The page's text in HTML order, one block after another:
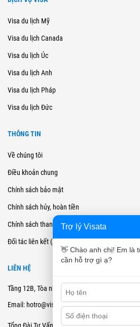
Visa du lịch Mỹ
Visa du lịch Canada
Visa du lịch Úc
Visa du lịch Anh
Visa du lịch Pháp
Visa du lịch Đức
THÔNG TIN
Về chúng tôi
Điều khoản chung
Chính sách bảo mật
Chính sách hủy, hoàn tiền
Chính sách thanh toán
Đối tác liên kết (Affiliate)
LIÊN HỆ
Tầng 12B, Tòa nhà Cienco4 - 180 Nguyễn Thị
Email: hotro@visata.vn
0915978168
Trợ lý Visata
👋 Chào anh chị! Em là
cần hỗ trợ gì ạ?